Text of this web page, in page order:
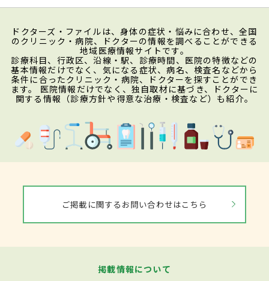
ドクターズ・ファイルは、身体の症状・悩みに合わせ、全国
のクリニック・病院、ドクターの情報を調べることができる
地域医療情報サイトです。
診療科目、行政区、沿線・駅、診療時間、医院の特徴などの
基本情報だけでなく、気になる症状、病名、検査名などから
条件に合ったクリニック・病院、ドクターを探すことができ
ます。 医院情報だけでなく、独自取材に基づき、ドクターに
関する情報（診療方針や得意な治療・検査など）も紹介。
ご掲載に関するお問い合わせはこちら
掲載情報について